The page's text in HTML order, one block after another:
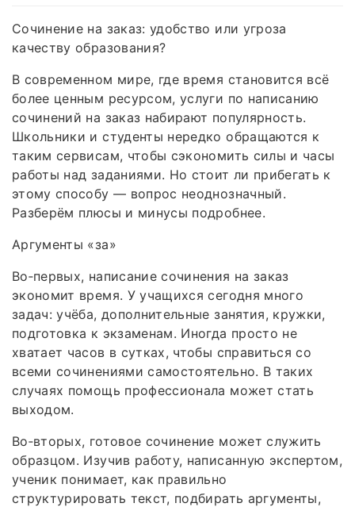
Сочинение на заказ: удобство или угроза
качеству образования?
В современном мире, где время становится всё
более ценным ресурсом, услуги по написанию
сочинений на заказ набирают популярность.
Школьники и студенты нередко обращаются к
таким сервисам, чтобы сэкономить силы и часы
работы над заданиями. Но стоит ли прибегать к
этому способу — вопрос неоднозначный.
Разберём плюсы и минусы подробнее.
Аргументы «за»
Во‑первых, написание сочинения на заказ
экономит время. У учащихся сегодня много
задач: учёба, дополнительные занятия, кружки,
подготовка к экзаменам. Иногда просто не
хватает часов в сутках, чтобы справиться со
всеми сочинениями самостоятельно. В таких
случаях помощь профессионала может стать
выходом.
Во‑вторых, готовое сочинение может служить
образцом. Изучив работу, написанную экспертом,
ученик понимает, как правильно
структурировать текст, подбирать аргументы,